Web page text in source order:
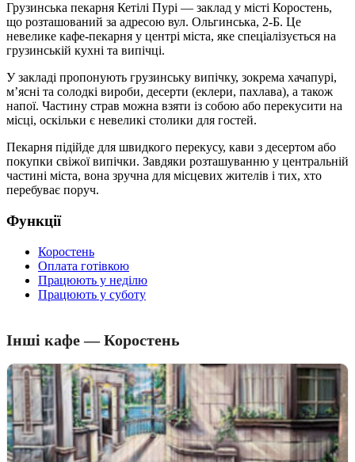
Грузинська пекарня Кетілі Пурі — заклад у місті Коростень,
що розташований за адресою вул. Ольгинська, 2-Б. Це
невелике кафе-пекарня у центрі міста, яке спеціалізується на
грузинській кухні та випічці.
У закладі пропонують грузинську випічку, зокрема хачапурі,
м’ясні та солодкі вироби, десерти (еклери, пахлава), а також
напої. Частину страв можна взяти із собою або перекусити на
місці, оскільки є невеликі столики для гостей.
Пекарня підійде для швидкого перекусу, кави з десертом або
покупки свіжої випічки. Завдяки розташуванню у центральній
частині міста, вона зручна для місцевих жителів і тих, хто
перебуває поруч.
Функції
Коростень
Оплата готівкою
Працюють у неділю
Працюють у суботу
Інші кафе — Коростень